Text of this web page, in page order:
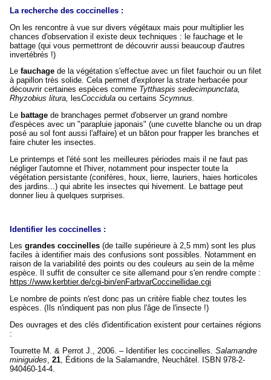
La recherche des coccinelles :
On les rencontre à vue sur divers végétaux mais pour multiplier les
chances d'observation il existe deux techniques : le fauchage et le
battage (qui vous permettront de découvrir aussi beaucoup d'autres
invertébrés !)
Le fauchage de la végétation s'effectue avec un filet fauchoir ou un filet
à papillon très solide. Cela permet d'explorer la strate herbacée pour
découvrir certaines espèces comme Tytthaspis sedecimpunctata,
Rhyzobius litura, lesCoccidula ou certains Scymnus.
Le battage de branchages permet d'observer un grand nombre
d'espèces avec un "parapluie japonais" (une cuvette blanche ou un drap
posé au sol font aussi l'affaire) et un bâton pour frapper les branches et
faire chuter les insectes.
Le printemps et l'été sont les meilleures périodes mais il ne faut pas
négliger l'automne et l'hiver, notamment pour inspecter toute la
végétation persistante (conifères, houx, lierre, lauriers, haies horticoles
des jardins...) qui abrite les insectes qui hivernent. Le battage peut
donner lieu à quelques surprises.
Identifier les coccinelles :
Les grandes coccinelles (de taille supérieure à 2,5 mm) sont les plus
faciles à identifier mais des confusions sont possibles. Notamment en
raison de la variabilité des points ou des couleurs au sein de la même
espèce. Il suffit de consulter ce site allemand pour s'en rendre compte :
https://www.kerbtier.de/cgi-bin/enFarbvarCoccinellidae.cgi
Le nombre de points n'est donc pas un critère fiable chez toutes les
espèces. (Ils n'indiquent pas non plus l'âge de l'insecte !)
Des ouvrages et des clés d'identification existent pour certaines régions
:
Tourrette M. & Perrot J., 2006. – Identifier les coccinelles. Salamandre
miniguides 21 , Éditions de la Salamandre, Neuchâtel. ISBN 978-2-
940460-14-4.